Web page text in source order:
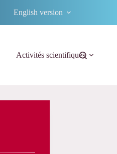
English version
Activités scientifiques